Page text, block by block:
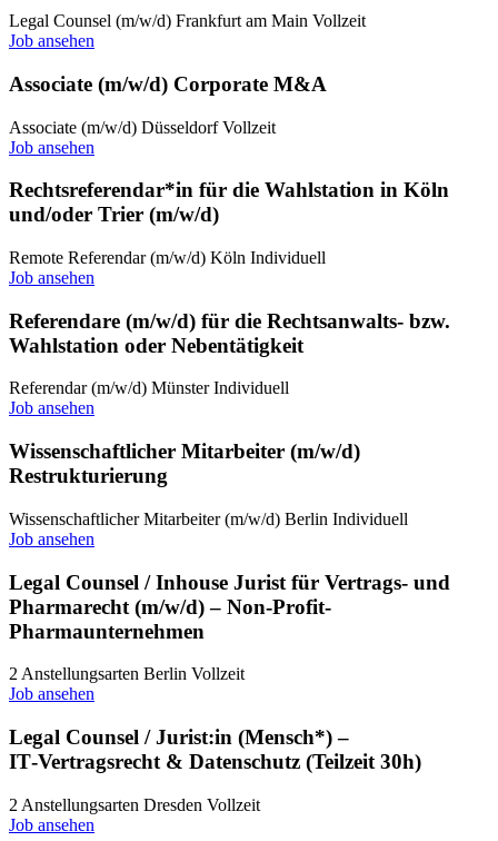
Legal Counsel (m/w/d) Frankfurt am Main Vollzeit
Job ansehen
Associate (m/w/d) Corporate M&A
Associate (m/w/d) Düsseldorf Vollzeit
Job ansehen
Rechtsreferendar*in für die Wahlstation in Köln
und/oder Trier (m/w/d)
Remote Referendar (m/w/d) Köln Individuell
Job ansehen
Referendare (m/w/d) für die Rechtsanwalts- bzw.
Wahlstation oder Nebentätigkeit
Referendar (m/w/d) Münster Individuell
Job ansehen
Wissenschaftlicher Mitarbeiter (m/w/d)
Restrukturierung
Wissenschaftlicher Mitarbeiter (m/w/d) Berlin Individuell
Job ansehen
Legal Counsel / Inhouse Jurist für Vertrags- und
Pharmarecht (m/w/d) – Non-Profit-
Pharmaunternehmen
2 Anstellungsarten Berlin Vollzeit
Job ansehen
Legal Counsel / Jurist:in (Mensch*) –
IT‑Vertragsrecht & Datenschutz (Teilzeit 30h)
2 Anstellungsarten Dresden Vollzeit
Job ansehen